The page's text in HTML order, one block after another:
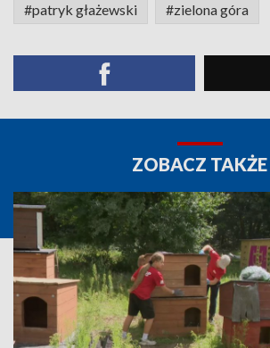
#patryk głażewski #zielona góra
ZOBACZ TAKŻE